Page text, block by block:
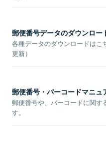
郵便番号データのダウンロー
各種データのダウンロードはこ
更新）
郵便番号・バーコードマニュ
郵便番号や、バーコードに関す
す。